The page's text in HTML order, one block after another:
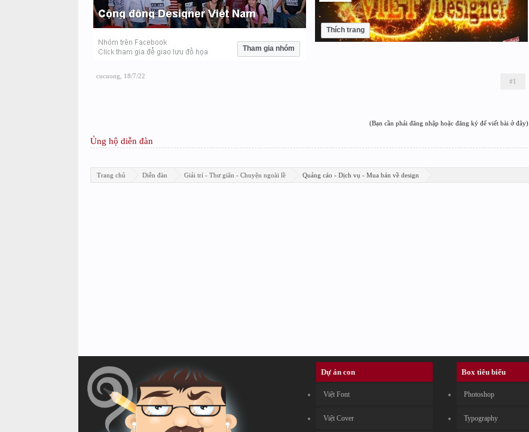
Tham gia nhóm
Thích trang
cucuong 18/7/22
#1
(Bạn cần phải đăng nhập hoặc đăng ký để viết bài ở đây)
Ủng hộ diễn đàn
Trang chủ Diễn đàn Giải trí - Thư giãn - Chuyện ngoài lề Quảng cáo - Dịch vụ - Mua bán về design
Dự án con
Việt Font
Việt Cover
Box tiêu biểu
Photoshop
Typography